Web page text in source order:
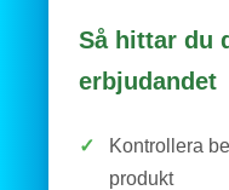
Så hittar du
erbjudandet
✓
Kontrollera
produkt